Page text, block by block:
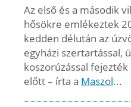
Az első és a második
hősökre emlékeztek
kedden délután az
egyházi szertartással,
koszorúzással
előtt – írta a Maszol...